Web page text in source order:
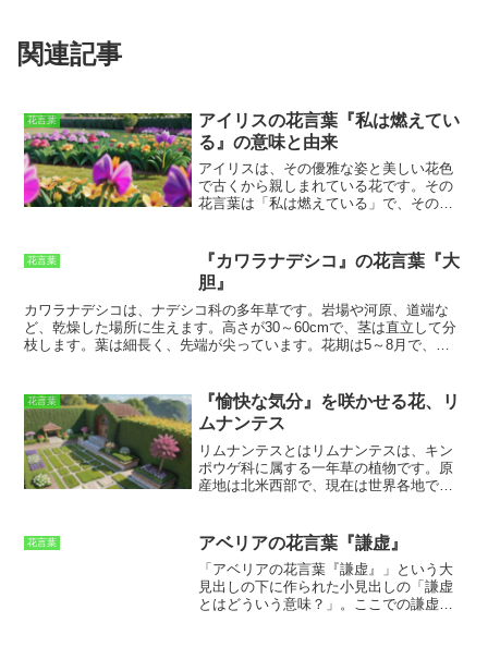
関連記事
花言葉
アイリスの花言葉『私は燃えてい
る』の意味と由来
アイリスは、その優雅な姿と美しい花色
で古くから親しまれている花です。 その
花言葉は「私は燃えている」で、その由
ウスの使いとして、神々と人間の世界を
行き来していました。ある日、彼女は人
間の青年イリスと恋に落ち、彼に想いを
伝えるために虹を架けました。その虹が
彼女の燃えるような情熱の象徴となり、
「私は燃えている」という花言葉が生ま
「希望」「信仰」「知恵」「勇気」な
ど、様々な意味を持っています。 その花
の色によっても花言葉が異なり、青色の
アイリスは「希望」、黄色のアイリスは
「友情」、紫色のアイリスは「知恵」を
象徴しています。アイリスは贈り物とし
花言葉
『カワラナデシコ』の花言葉『大
胆』
カワラナデシコは、ナデシコ科の多年草です。岩場や河原、道端な
ど、乾燥した場所に生えます。高さが30～60cmで、茎は直立して分
枝します。葉は細長く、先端が尖っています。花期は5～8月で、茎
道端などの乾燥した場所にも生えています。また、カワラナデシコ
は、花言葉が「大胆」です。これは、カワラナデシコが、岩場や河原
などの厳しい環境でも力強く生き抜く姿からきています。
花言葉
『愉快な気分』を咲かせる花、リ
ムナンテス
リムナンテスとは リムナンテスは、キン
ポウゲ科に属する一年草の植物です。原
産地は北米西部で、現在は世界各地で栽
形は、直径2～3cmの5弁花で、花びらは
薄くエレガントな印象です。リムナンテ
スは、春から秋にかけて開花し、長い間
花を楽しむことができます。また、育て
やすく、初心者でも簡単に栽培すること
花言葉 アベリアの花言葉『謙虚』
「アベリアの花言葉『謙虚』」という大
見出しの下に作られた小見出しの「謙虚
とはどういう意味？」。ここでの謙虚と